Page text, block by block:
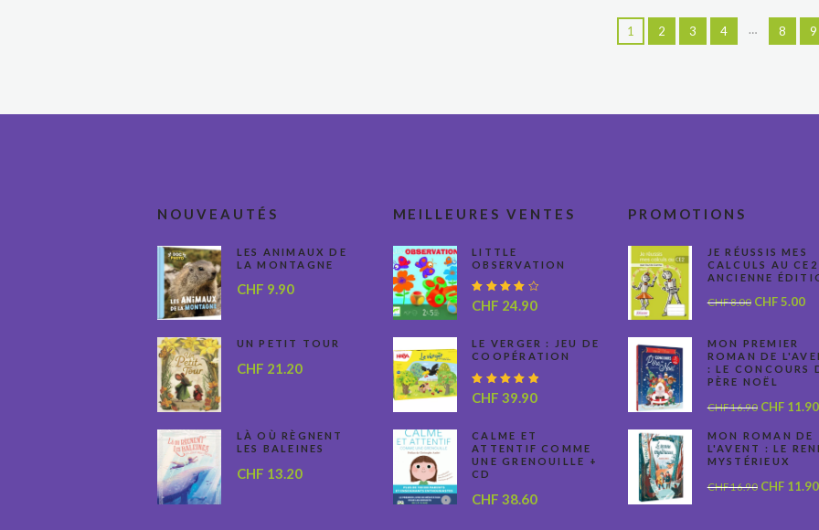
1 2 3 4 … 8 9
NOUVEAUTÉS
LES ANIMAUX DE
LA MONTAGNE
CHF 9.90
UN PETIT TOUR
CHF 21.20
LÀ OÙ RÈGNENT
LES BALEINES
CHF 13.20
MEILLEURES VENTES
LITTLE
OBSERVATION
Note
CHF 24.90
LE VERGER : JEU DE
COOPÉRATION
Note
CHF 39.90
CALME ET
ATTENTIF COMME
UNE GRENOUILLE +
CD
CHF 38.60
PROMOTIONS
JE RÉUSSIS MES
CALCULS AU
ANCIENNE
CHF8.00 Le
initial
était :
CHF 8.00.
CHF5.00Le
MON PREMIER
ROMAN DE
: LE CONCOURS
PÈRE NOËL
CHF16.90 Le
initial
était :
CHF 16.90.
CHF11.90
MON ROMAN DE
L'AVENT : LE
MYSTÉRIEUX
CHF16.90 Le
CHF11.90